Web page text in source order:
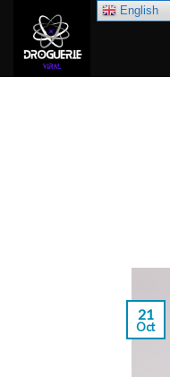
content
21
Oct
English